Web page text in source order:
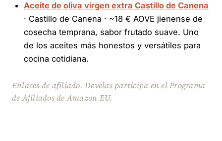
Aceite de oliva virgen extra Castillo de Canena
· Castillo de Canena · ~18 € AOVE jienense de
cosecha temprana, sabor frutado suave. Uno
de los aceites más honestos y versátiles para
cocina cotidiana.
Enlaces de afiliado. Develas participa en el Programa
de Afiliados de Amazon EU.